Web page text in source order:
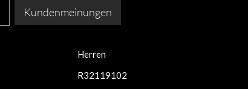
Kundenmeinungen
Herren
R32119102